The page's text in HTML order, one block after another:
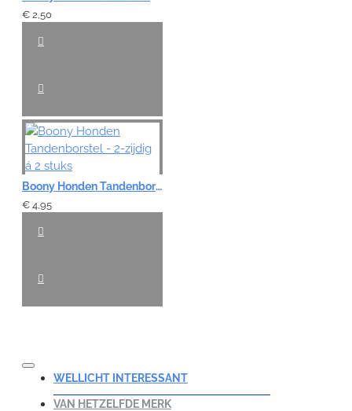
€ 2,50
Boony Honden Tandenborstel - 2-zijdig á 2 stuks
€ 4,95
WELLICHT INTERESSANT
VAN HETZELFDE MERK